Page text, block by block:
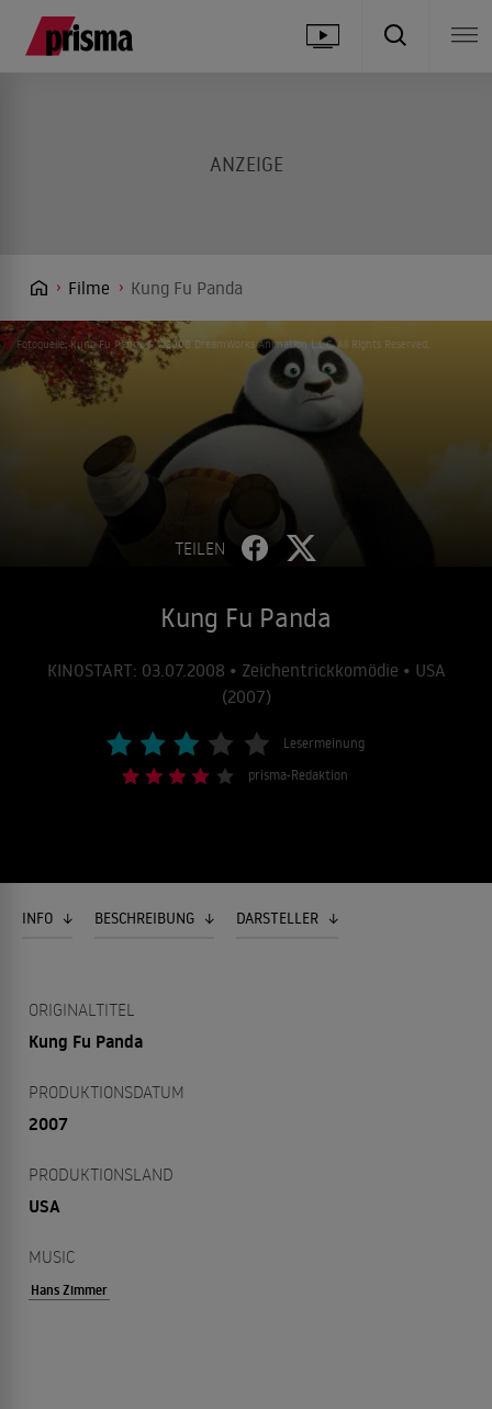
Filme Kung Fu Panda
Fotoquelle: Kung Fu Panda & ©2008 DreamWorks Animation L.L.C. All Rights Reserved.
TEILEN
Kung Fu Panda
KINOSTART: 03.07.2008 • Zeichentrickkomödie • USA
(2007)
Lesermeinung
prisma-Redaktion
INFO BESCHREIBUNG DARSTELLER
ORIGINALTITEL
Kung Fu Panda
PRODUKTIONSDATUM
2007
PRODUKTIONSLAND
USA
MUSIC
Hans Zimmer